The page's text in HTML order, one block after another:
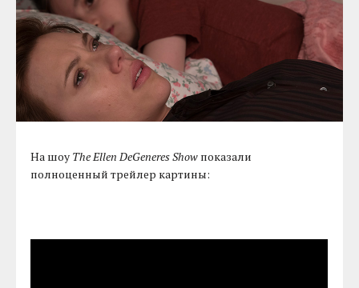
На шоу The Ellen DeGeneres Show показали
полноценный трейлер картины: